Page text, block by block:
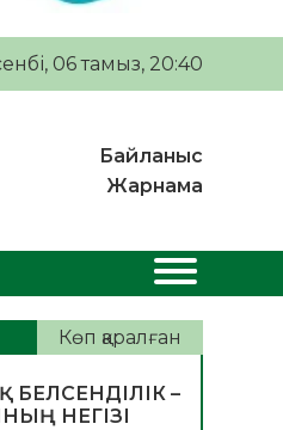
06 тамыз, 20:40
Байланыс
Жарнама
Көп қаралған
–
НЕГІЗІ